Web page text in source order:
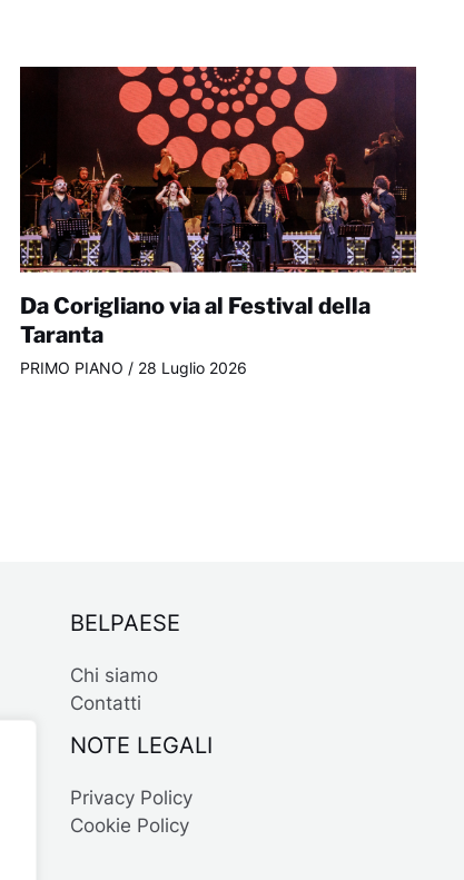
Da Corigliano via al Festival della
Taranta
PRIMO PIANO / 28 Luglio 2026
BELPAESE
Chi siamo
Contatti
NOTE LEGALI
Privacy Policy
Cookie Policy